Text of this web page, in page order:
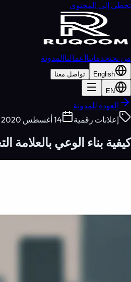
تخطي إلى المحتوى
من نحنخدماتناأعمالناالمدونة
English تواصل معنا
EN
العودة للمدونة
إعلانات رقمية
14 أغسطس 2020
كيفية بناء الوعي بالعلامة